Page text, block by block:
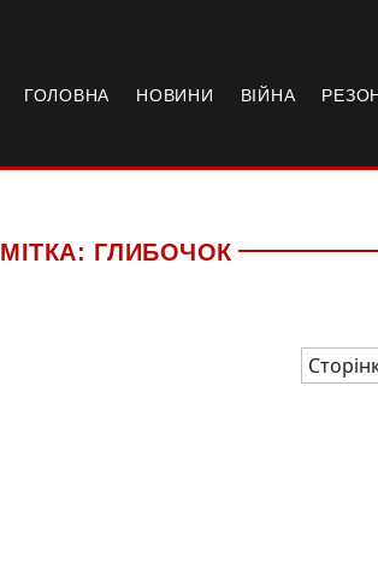
ГОЛОВНА НОВИНИ ВІЙНА
МІТКА: ГЛИБОЧОК